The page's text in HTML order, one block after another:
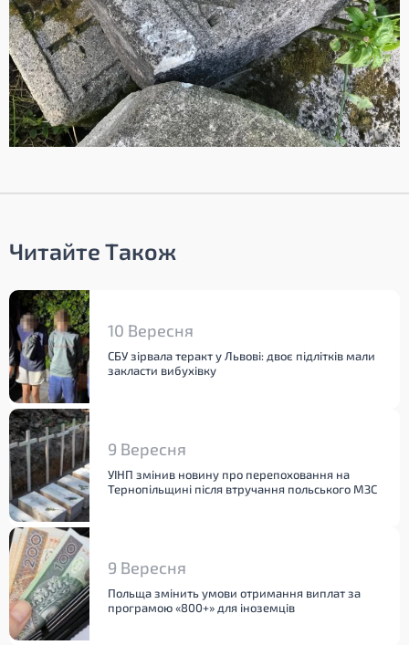
Читайте Також
10 Вересня
СБУ зірвала теракт у Львові: двоє підлітків мали
закласти вибухівку
9 Вересня
УІНП змінив новину про перепоховання на
Тернопільщині після втручання польського МЗС
9 Вересня
Польща змінить умови отримання виплат за
програмою «800+» для іноземців